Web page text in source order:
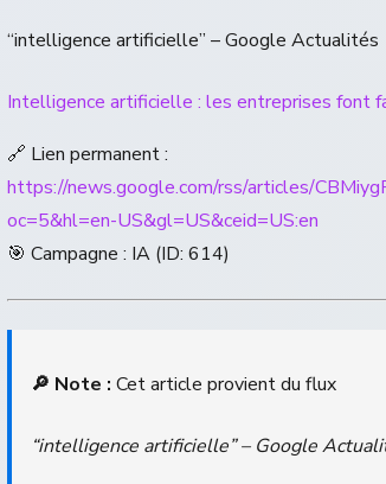
“intelligence artificielle” – Google Actualités
Intelligence artificielle : les entreprises font
🔗 Lien permanent :
https://news.google.com/rss/articles/
oc=5&hl=en-US&gl=US&ceid=US:en
🎯 Campagne : IA (ID: 614)
🔎 Note : Cet article provient du flux
“intelligence artificielle” – Google